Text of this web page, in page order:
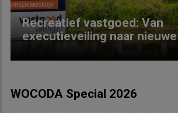
Recreatief vastgoed: Van
executieveiling naar
WOCODA Special 2026